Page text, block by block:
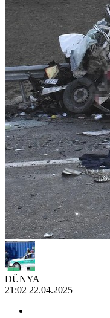
DÜNYA
21:02 22.04.2025